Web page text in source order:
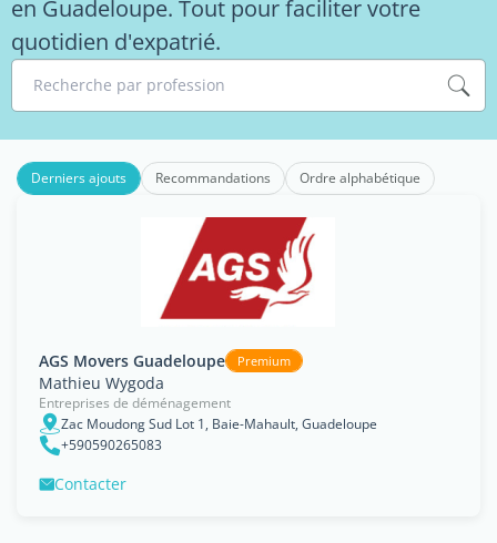
en Guadeloupe. Tout pour faciliter votre
quotidien d'expatrié.
Recherche par profession
Derniers ajouts Recommandations Ordre alphabétique
AGS Movers Guadeloupe Premium
Mathieu Wygoda
Entreprises de déménagement
Zac Moudong Sud Lot 1, Baie-Mahault, Guadeloupe
+590590265083
Contacter